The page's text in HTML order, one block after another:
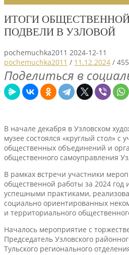
ИТОГИ
ПОДВЕЛИ В УЗЛОВОЙ
pochemuchka2011 2024-12-11
pochemuchka2011 / 11.12.2024 / 455
Поделиться в
В начале декабря в Узловском
музее состоялся «круглый стол» с
общественных объединений и
общественного самоуправления
В рамках встречи участники
общественной работы за 2024 год
успешными практиками,
социально ориентированных
и территориального
Началось мероприятие с
Председатель Узловского
Тульского регионального